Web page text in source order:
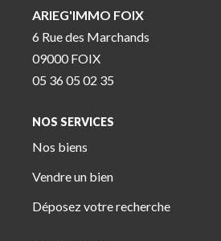
ARIEG'IMMO FOIX
6 Rue des Marchands
09000 FOIX
05 36 05 02 35
NOS SERVICES
Nos biens
Vendre un bien
Déposez votre recherche